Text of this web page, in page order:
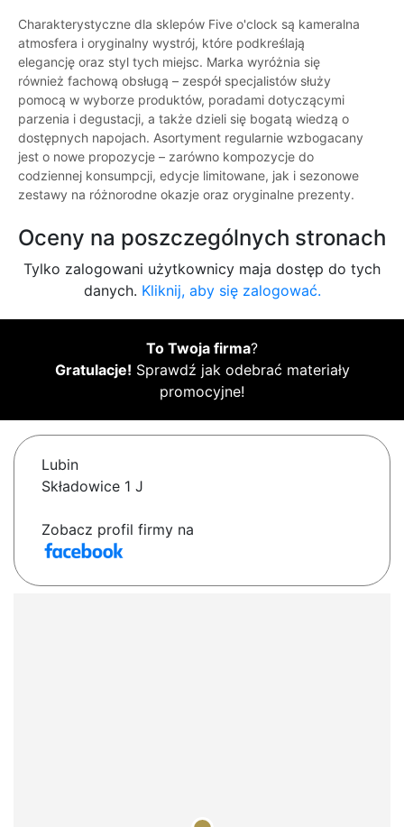
Charakterystyczne dla sklepów Five o'clock są kameralna
atmosfera i oryginalny wystrój, które podkreślają
elegancję oraz styl tych miejsc. Marka wyróżnia się
również fachową obsługą – zespół specjalistów służy
pomocą w wyborze produktów, poradami dotyczącymi
parzenia i degustacji, a także dzieli się bogatą wiedzą o
dostępnych napojach. Asortyment regularnie wzbogacany
jest o nowe propozycje – zarówno kompozycje do
codziennej konsumpcji, edycje limitowane, jak i sezonowe
zestawy na różnorodne okazje oraz oryginalne prezenty.
Oceny na poszczególnych stronach
Tylko zalogowani użytkownicy maja dostęp do tych
danych. Kliknij, aby się zalogować.
To Twoja firma?
Gratulacje! Sprawdź jak odebrać materiały
promocyjne!
Lubin
Składowice 1 J
Zobacz profil firmy na